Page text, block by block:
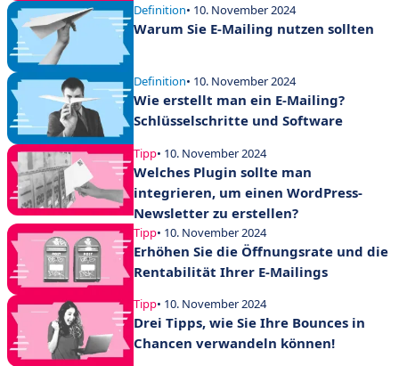
Definition• 10. November 2024
Warum Sie E-Mailing nutzen sollten
Definition• 10. November 2024
Wie erstellt man ein E-Mailing?
Schlüsselschritte und Software
Tipp• 10. November 2024
Welches Plugin sollte man
integrieren, um einen WordPress-
Newsletter zu erstellen?
Tipp• 10. November 2024
Erhöhen Sie die Öffnungsrate und die
Rentabilität Ihrer E-Mailings
Tipp• 10. November 2024
Drei Tipps, wie Sie Ihre Bounces in
Chancen verwandeln können!